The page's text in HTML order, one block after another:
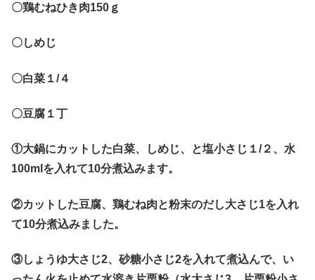
〇鶏むねひき肉150ｇ
〇しめじ
〇白菜１/４
〇豆腐１丁
①大鍋にカットした白菜、しめじ、と塩小さじ１/２、水
100mlを入れて10分煮込みます。
②カットした豆腐、鶏むね肉と粉末のだし大さじ1を入れ
て10分煮込みました。
③しょうゆ大さじ2、砂糖小さじ2を入れて煮込んで、い